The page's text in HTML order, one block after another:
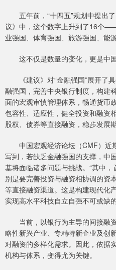
五年前，“十四五”规划中提出了
议》中，这个数字上升到了16个
业强国、体育强国、旅游强国、能源
这不仅是数量的变化，更是中国
《建议》对“金融强国”展开了
融强国，完善中央银行制度，构建
面的宏观审慎管理体系，畅通货币
包容性、适应性，健全投资和融资
股权、债券等直接融资，稳步发展
中国宏观经济论坛（CMF）近
写到，若缺乏金融强国的支撑，中
基将面临诸多问题与挑战。“其中
别是要完善投资与融资相协调的资
等直接融资渠道。这是构建现代化
实现高水平科技自立自强不可或缺
当前，以银行为主导的间接融
略性新兴产业、专精特新企业及创
对融资的多样化需求。因此，依据
机构与体系，变得尤为关键。